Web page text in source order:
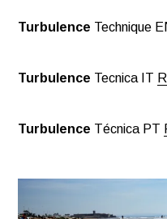
Turbulence Technique
Turbulence Tecnica IT
Turbulence Técnica PT